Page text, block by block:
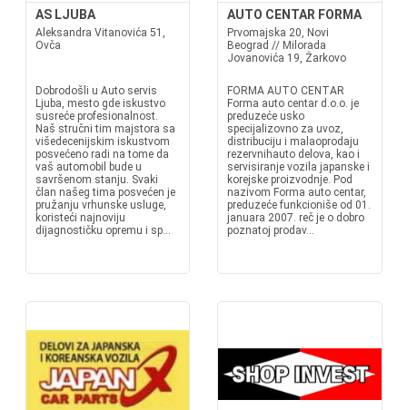
AS LJUBA
Aleksandra Vitanovića 51,
Ovča
Dobrodošli u Auto servis
Ljuba, mesto gde iskustvo
susreće profesionalnost.
Naš stručni tim majstora sa
višedecenijskim iskustvom
posvećeno radi na tome da
vaš automobil bude u
savršenom stanju. Svaki
član našeg tima posvećen je
pružanju vrhunske usluge,
koristeći najnoviju
dijagnostičku opremu i sp...
AUTO CENTAR FORMA
Prvomajska 20, Novi
Beograd // Milorada
Jovanovića 19, Žarkovo
FORMA AUTO CENTAR
Forma auto centar d.o.o. je
preduzeće usko
specijalizovno za uvoz,
distribuciju i malaoprodaju
rezervnihauto delova, kao i
servisiranje vozila japanske i
korejske proizvodnje. Pod
nazivom Forma auto centar,
preduzeće funkcioniše od 01.
januara 2007. reč je o dobro
poznatoj prodav...